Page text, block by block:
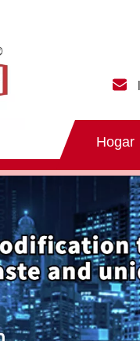
Hogar